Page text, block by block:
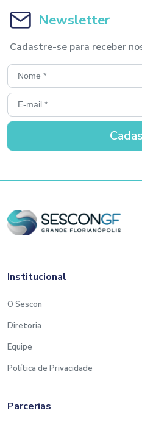
Newsletter
Cadastre-se para receber
Institucional
O Sescon
Diretoria
Equipe
Política de Privacidade
Parcerias